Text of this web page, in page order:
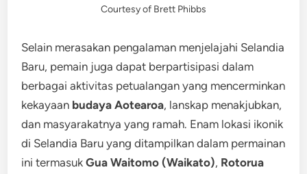
Courtesy of Brett Phibbs
Selain merasakan pengalaman menjelajahi Selandia
Baru, pemain juga dapat berpartisipasi dalam
berbagai aktivitas petualangan yang mencerminkan
kekayaan budaya Aotearoa, lanskap menakjubkan,
dan masyarakatnya yang ramah. Enam lokasi ikonik
di Selandia Baru yang ditampilkan dalam permainan
ini termasukGua Waitomo (Waikato), Rotorua